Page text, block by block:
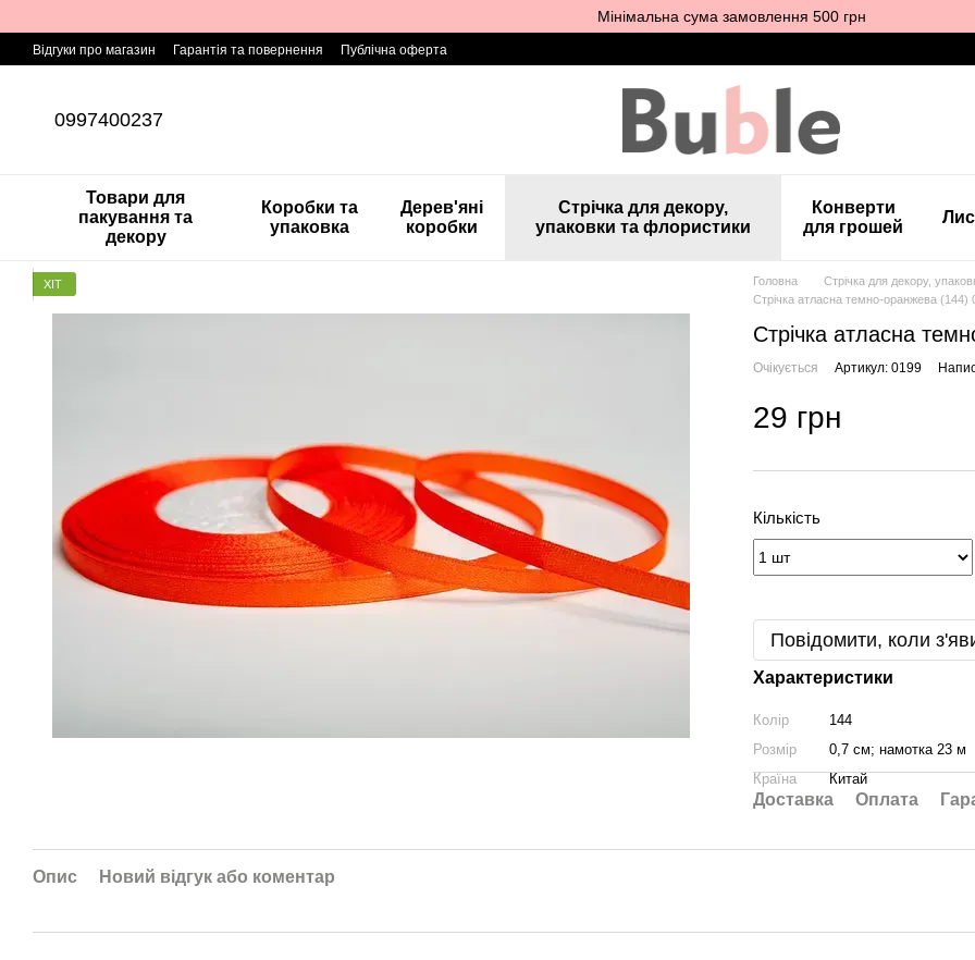
Мінімальна сума замовлення 500 грн
Відгуки про магазин Гарантія та повернення Публічна оферта
0997400237
Товари для
пакування та
декору
Коробки та
упаковка
Дерев'яні
коробки
Стрічка для декору,
упаковки та флористики
Конверти
для грошей
ХІТ Головна Стрічка для декору,
Стрічка атласна темно-оранжева (144)
Стрічка атласна
Очікується Артикул: 0199
29 грн
Кількість
Повідомити, коли
Характеристики
Колір
144
Розмір
0,7 см; намотка 23 м
Країна
Китай
Доставка Оплата
Опис Новий відгук або коментар